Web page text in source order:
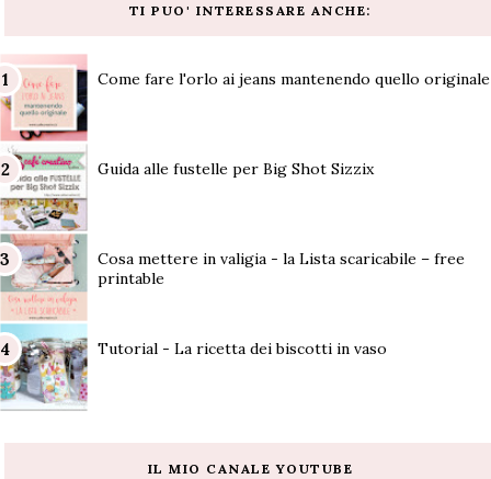
TI PUO' INTERESSARE ANCHE:
Come fare l'orlo ai jeans mantenendo quello originale
Guida alle fustelle per Big Shot Sizzix
Cosa mettere in valigia - la Lista scaricabile – free
printable
Tutorial - La ricetta dei biscotti in vaso
IL MIO CANALE YOUTUBE